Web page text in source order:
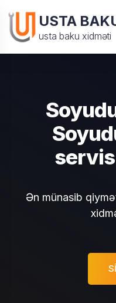
USTA
usta baku xidməti
servis
Ən münasib